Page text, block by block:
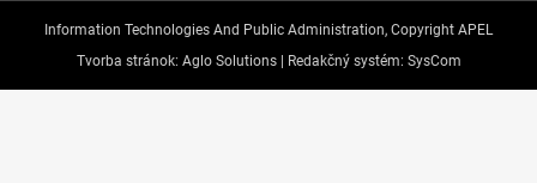
Information Technologies And Public Administration, Copyright APEL
Tvorba stránok: Aglo Solutions | Redakčný systém: SysCom